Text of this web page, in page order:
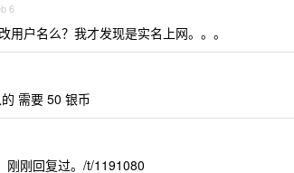
6
用户名么？我才发现是实名上网。。。
需要 50 银币
刚刚回复过。/t/1191080